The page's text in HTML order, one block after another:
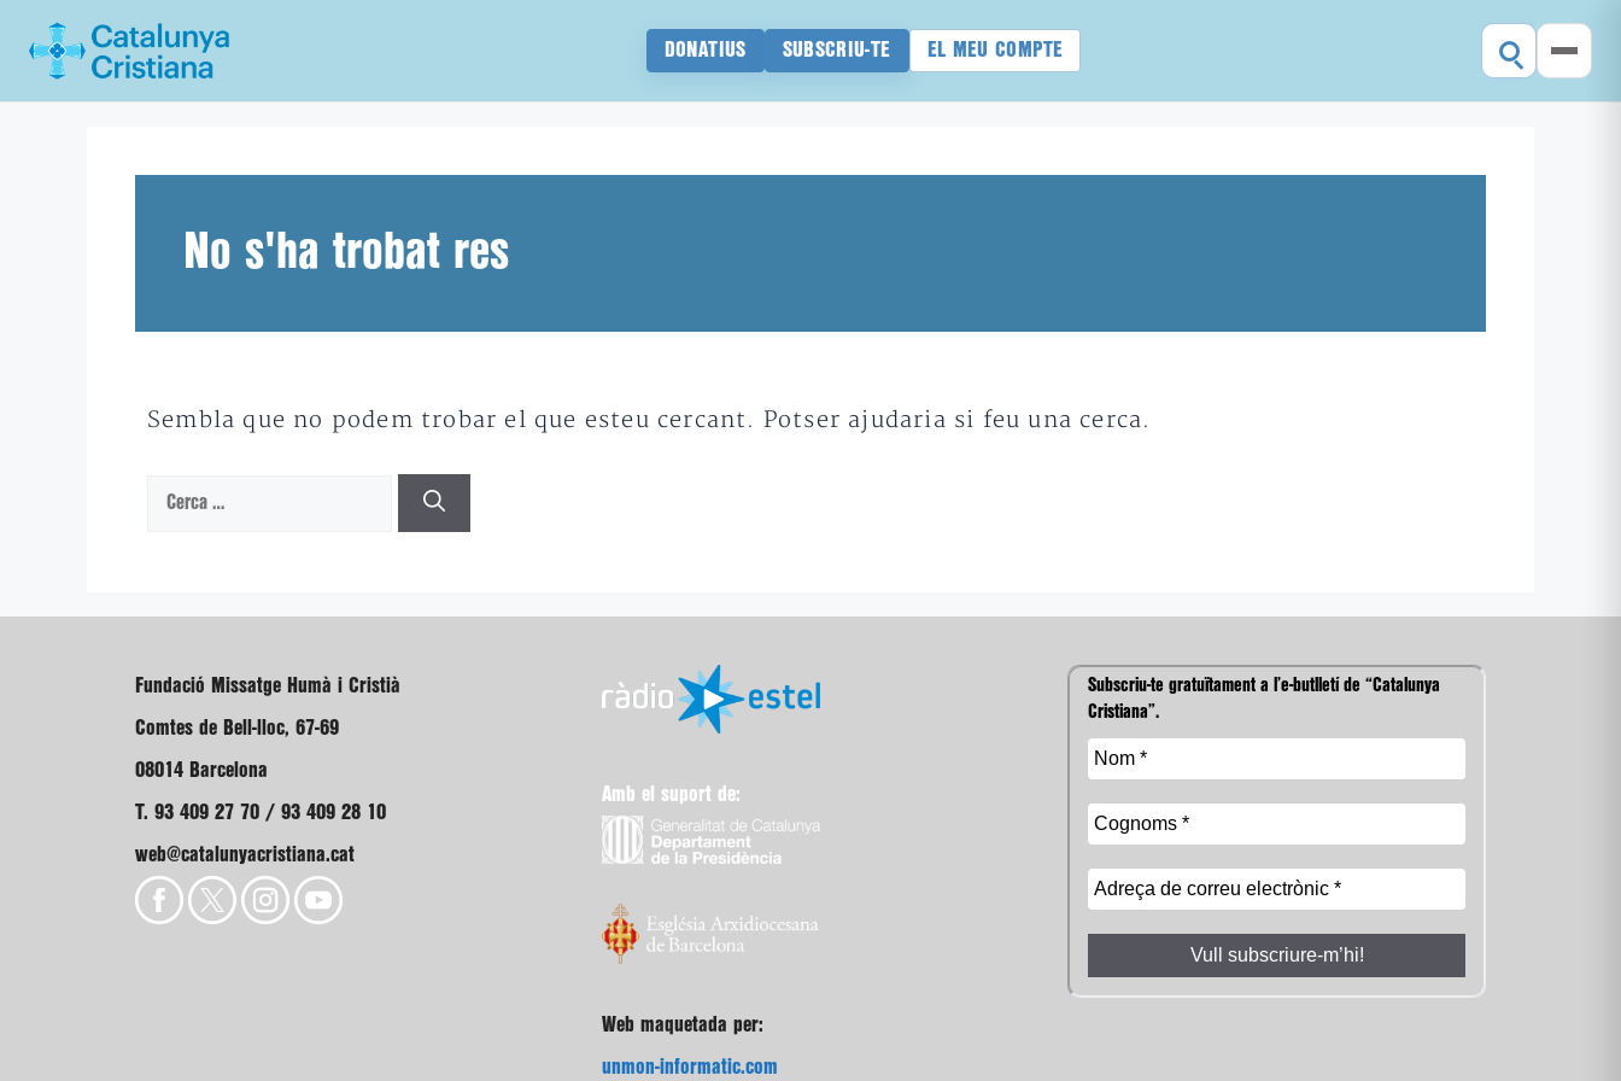
DONATIUS SUBSCRIU-TE EL MEU COMPTE
No s'ha trobat res
Sembla que no podem trobar el que esteu cercant. Potser ajudaria si feu una cerca.
Cerca:
Fundació Missatge Humà i Cristià
Comtes de Bell-lloc, 67-69
08014 Barcelona
T. 93 409 27 70 / 93 409 28 10
web@catalunyacristiana.cat
Amb el suport de:
Web maquetada per:
unmon-informatic.com
Subscriu-te gratuïtament a l’e-butlletí de “Catalunya
Cristiana”.